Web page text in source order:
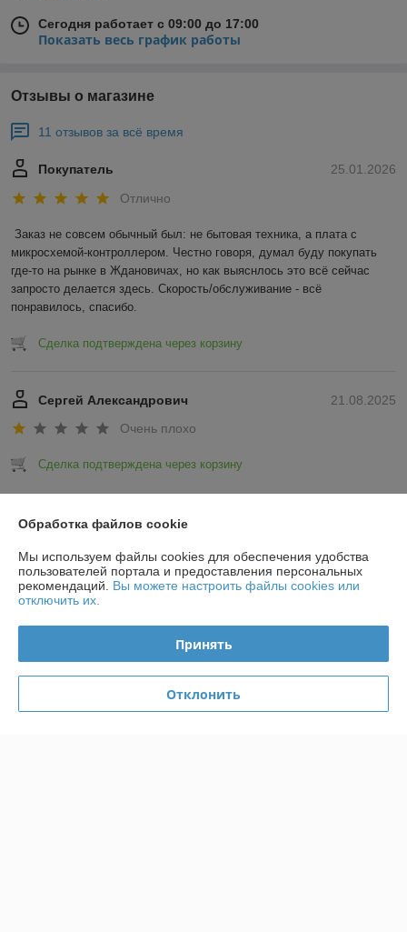
Сегодня работает с 09:00 до 17:00
Показать весь график работы
Отзывы о магазине
11 отзывов за всё время
25.01.2026
Покупатель
Отлично
Заказ не совсем обычный был: не бытовая техника, а плата с
микросхемой-контроллером. Честно говоря, думал буду покупать
где-то на рынке в Ждановичах, но как выяснлось это всё сейчас
запросто делается здесь. Скорость/обслуживание - всё
понравилось, спасибо.
Сделка подтверждена через корзину
21.08.2025
Сергей Александрович
Очень плохо
Сделка подтверждена через корзину
О нас
Обработка файлов cookie
Мы используем файлы cookies для обеспечения удобства
пользователей портала и предоставления персональных
рекомендаций. Вы можете настроить файлы cookies или
отключить их.
Принять
Отклонить